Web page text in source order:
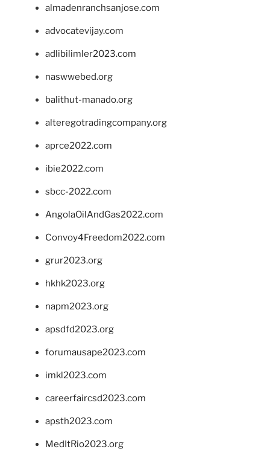
almadenranchsanjose.com
advocatevijay.com
adlibilimler2023.com
naswwebed.org
balithut-manado.org
alteregotradingcompany.org
aprce2022.com
ibie2022.com
sbcc-2022.com
AngolaOilAndGas2022.com
Convoy4Freedom2022.com
grur2023.org
hkhk2023.org
napm2023.org
apsdfd2023.org
forumausape2023.com
imkl2023.com
careerfaircsd2023.com
apsth2023.com
MedItRio2023.org